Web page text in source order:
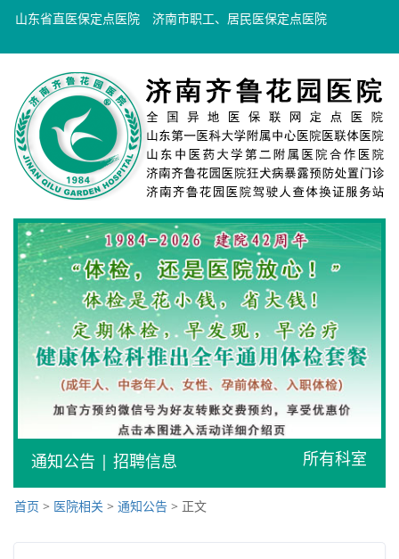
山东省直医保定点医院 济南市职工、居民医保定点医院
所有科室
通知公告 | 招聘信息
首页 > 医院相关 > 通知公告 > 正文